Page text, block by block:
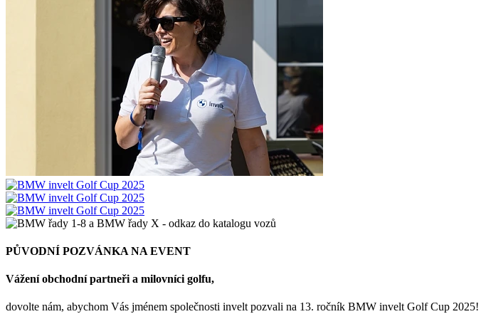
PŮVODNÍ POZVÁNKA NA EVENT
Vážení obchodní partneři a milovníci golfu,
dovolte nám, abychom Vás jménem společnosti invelt pozvali na 13. ročník BMW invelt Golf Cup 2025!